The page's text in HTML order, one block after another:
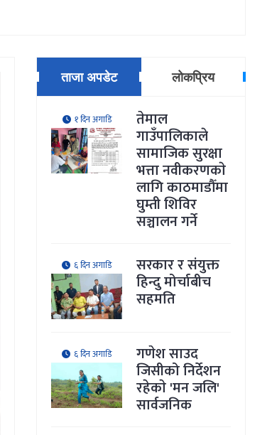
ताजा अपडेट लोकप्रिय
१ दिन अगाडि तेमाल
गाउँपालिकाले
सामाजिक सुरक्षा
भत्ता नवीकरणकाे
लागि काठमाडौँमा
घुम्ती शिविर
सञ्चालन गर्ने
६ दिन अगाडि सरकार र संयुक्त
हिन्दु मोर्चाबीच
सहमति
६ दिन अगाडि गणेश साउद
जिसीको निर्देशन
रहेकाे 'मन जलि'
सार्वजनिक